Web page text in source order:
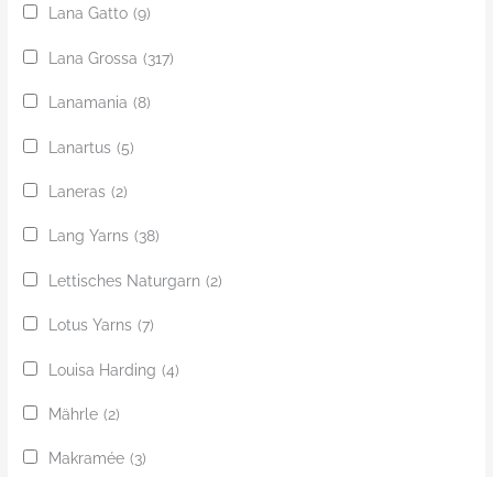
Lana Gatto (9)
Lana Grossa (317)
Lanamania (8)
Lanartus (5)
Laneras (2)
Lang Yarns (38)
Lettisches Naturgarn (2)
Lotus Yarns (7)
Louisa Harding (4)
Mährle (2)
Makramée (3)